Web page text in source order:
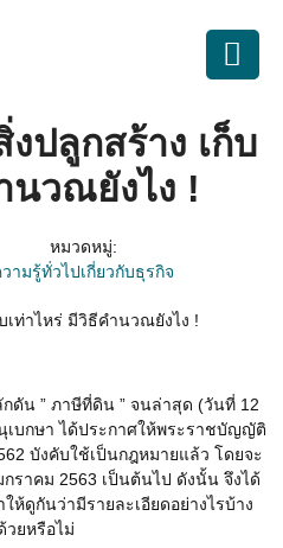
ปลูกสร้าง เก็บ
นวณยังไง !
หมวดหมู่:
ามรู้ทั่วไปเกี่ยวกับธุรกิจ
ท่าไหร่ มีวิธีคำนวณยังไง !
ดัน ” ภาษีที่ดิน ” จนล่าสุด (วันที่ 12
เบกษาได้ประกาศให้พระราชบัญญัติ
บังคับใช้เป็นกฎหมายแล้ว โดยจะ
ราคม 2563 เป็นต้นไป ดังนั้น จึงได้
ดูกันว่ามีรายละเอียดอย่างไรบ้าง
วยหรือไม่